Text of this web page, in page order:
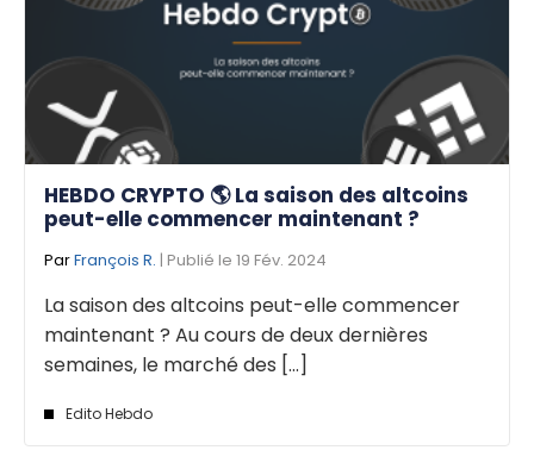
HEBDO CRYPTO 🌎 La saison des altcoins
peut-elle commencer maintenant ?
ParFrançois R. | Publié le 19 Fév. 2024
La saison des altcoins peut-elle commencer
maintenant ? Au cours de deux dernières
semaines, le marché des [...]
Edito Hebdo